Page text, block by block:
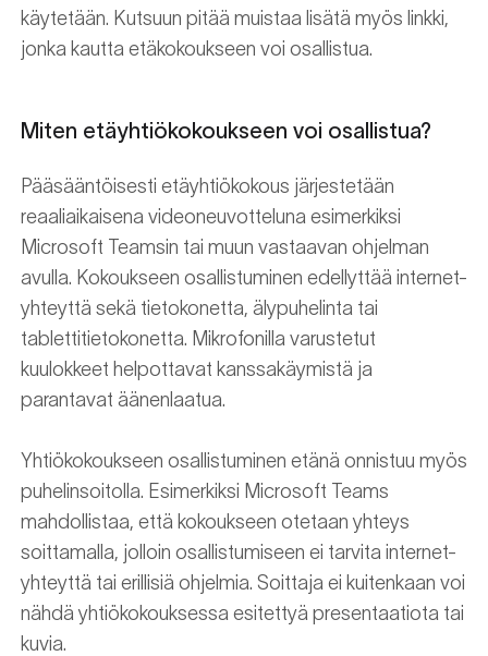
käytetään. Kutsuun pitää muistaa lisätä myös linkki,
jonka kautta etäkokoukseen voi osallistua.
Miten etäyhtiökokoukseen voi osallistua?
Pääsääntöisesti etäyhtiökokous järjestetään
reaaliaikaisena videoneuvotteluna esimerkiksi
Microsoft Teamsin tai muun vastaavan ohjelman
avulla. Kokoukseen osallistuminen edellyttää internet-
yhteyttä sekä tietokonetta, älypuhelinta tai
tablettitietokonetta. Mikrofonilla varustetut
kuulokkeet helpottavat kanssakäymistä ja
parantavat äänenlaatua.
Yhtiökokoukseen osallistuminen etänä onnistuu myös
puhelinsoitolla. Esimerkiksi Microsoft Teams
mahdollistaa, että kokoukseen otetaan yhteys
soittamalla, jolloin osallistumiseen ei tarvita internet-
yhteyttä tai erillisiä ohjelmia. Soittaja ei kuitenkaan voi
nähdä yhtiökokouksessa esitettyä presentaatiota tai
kuvia.